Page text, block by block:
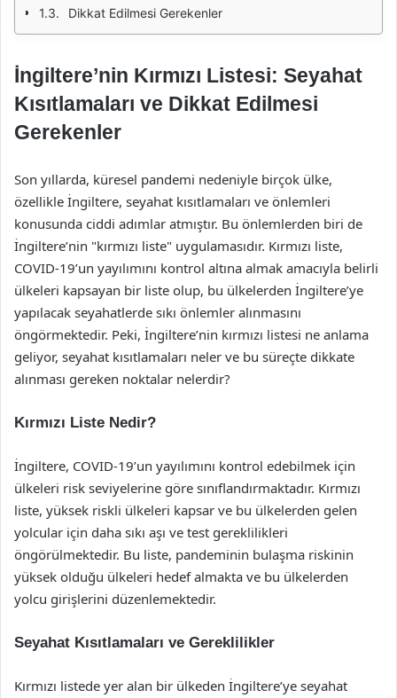
Dikkat Edilmesi Gerekenler
İngiltere’nin Kırmızı Listesi: Seyahat
Kısıtlamaları ve Dikkat Edilmesi
Gerekenler
Son yıllarda, küresel pandemi nedeniyle birçok ülke,
özellikle İngiltere, seyahat kısıtlamaları ve önlemleri
konusunda ciddi adımlar atmıştır. Bu önlemlerden biri de
İngiltere’nin "kırmızı liste" uygulamasıdır. Kırmızı liste,
COVID-19’un yayılımını kontrol altına almak amacıyla belirli
ülkeleri kapsayan bir liste olup, bu ülkelerden İngiltere’ye
yapılacak seyahatlerde sıkı önlemler alınmasını
öngörmektedir. Peki, İngiltere’nin kırmızı listesi ne anlama
geliyor, seyahat kısıtlamaları neler ve bu süreçte dikkate
alınması gereken noktalar nelerdir?
Kırmızı Liste Nedir?
İngiltere, COVID-19’un yayılımını kontrol edebilmek için
ülkeleri risk seviyelerine göre sınıflandırmaktadır. Kırmızı
liste, yüksek riskli ülkeleri kapsar ve bu ülkelerden gelen
yolcular için daha sıkı aşı ve test gereklilikleri
öngörülmektedir. Bu liste, pandeminin bulaşma riskinin
yüksek olduğu ülkeleri hedef almakta ve bu ülkelerden
yolcu girişlerini düzenlemektedir.
Seyahat Kısıtlamaları ve Gereklilikler
Kırmızı listede yer alan bir ülkeden İngiltere’ye seyahat